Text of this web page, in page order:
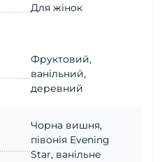
Для жінок
Фруктовий,
ванільний,
деревний
Чорна вишня,
півонія Evening
Star, ванільне